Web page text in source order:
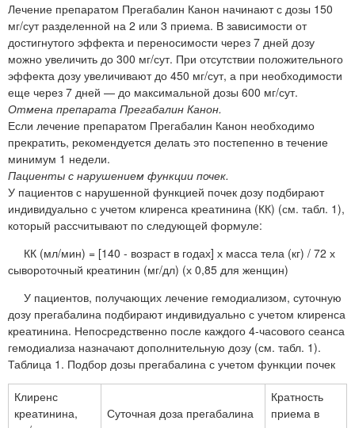
Лечение препаратом Прегабалин Канон начинают с дозы 150
мг/сут разделенной на 2 или 3 приема. В зависимости от
достигнутого эффекта и переносимости через 7 дней дозу
можно увеличить до 300 мг/сут. При отсутствии положительного
эффекта дозу увеличивают до 450 мг/сут, а при необходимости
еще через 7 дней — до максимальной дозы 600 мг/сут.
Отмена препарата Прегабалин Канон.
Если лечение препаратом Прегабалин Канон необходимо
прекратить, рекомендуется делать это постепенно в течение
минимум 1 недели.
Пациенты с нарушением функции почек.
У пациентов с нарушенной функцией почек дозу подбирают
индивидуально с учетом клиренса креатинина (КК) (см. табл. 1),
который рассчитывают по следующей формуле:
КК (мл/мин) = [140 - возраст в годах] х масса тела (кг) / 72 х
сывороточный креатинин (мг/дл) (х 0,85 для женщин)
У пациентов, получающих лечение гемодиализом, суточную
дозу прегабалина подбирают индивидуально с учетом клиренса
креатинина. Непосредственно после каждого 4-часового сеанса
гемодиализа назначают дополнительную дозу (см. табл. 1).
Таблица 1. Подбор дозы прегабалина с учетом функции почек
Клиренс
креатинина,
Суточная доза прегабалина
Кратность
приема в